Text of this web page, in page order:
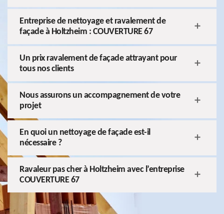
Entreprise de nettoyage et ravalement de
façade à Holtzheim : COUVERTURE 67
Un prix ravalement de façade attrayant pour
tous nos clients
Nous assurons un accompagnement de votre
projet
En quoi un nettoyage de façade est-il
nécessaire ?
Ravaleur pas cher à Holtzheim avec l’entreprise
COUVERTURE 67